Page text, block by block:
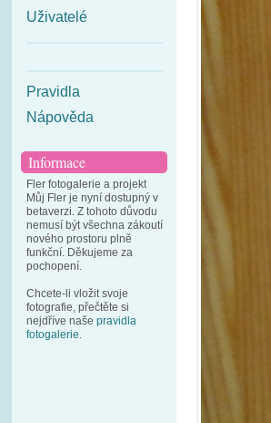
Uživatelé
Pravidla
Nápověda
Informace
Fler fotogalerie a projekt
Můj Fler je nyní dostupný v
betaverzi. Z tohoto důvodu
nemusí být všechna zákoutí
nového prostoru plně
funkční. Děkujeme za
pochopení.
Chcete-li vložit svoje
fotografie, přečtěte si
nejdříve naše pravidla
fotogalerie.